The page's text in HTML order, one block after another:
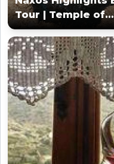
Tour | Temple of
Demeter,
Apollonas